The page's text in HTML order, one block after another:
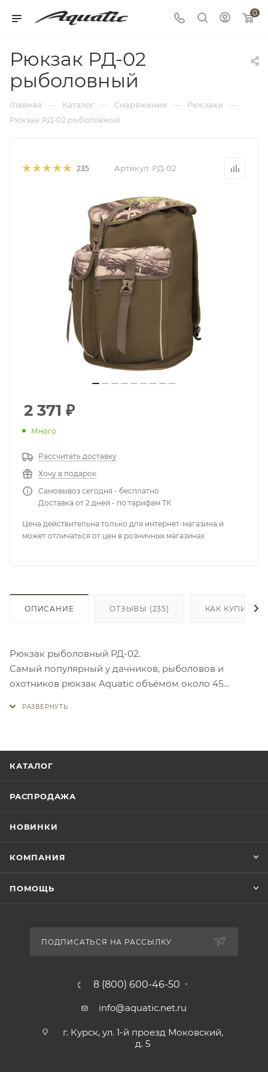
0
Рюкзак РД-02
рыболовный
Главная — Каталог — Снаряжение — Рюкзаки —
Рюкзак РД-02 рыболовный
235 Артикул: РД-02
2 371 ₽
Много
Рассчитать доставку
Хочу в подарок
Самовывоз сегодня - бесплатно
Доставка от 2 дней - по тарифам ТК
Цена действительна только для интернет-магазина и
может отличаться от цен в розничных магазинах
ОПИСАНИЕ ОТЗЫВЫ (235) КАК КУПИТЬ
Рюкзак рыболовный РД-02.
Самый популярный у дачников, рыболовов и
охотников рюкзак Aquatic объёмом около 45
КАТАЛОГ
РАСПРОДАЖА
НОВИНКИ
КОМПАНИЯ
ПОМОЩЬ
ПОДПИСАТЬСЯ НА РАССЫЛКУ
8 (800) 600-46-50
info@aquatic.net.ru
г. Курск, ул. 1-й проезд Моковский,
д. 5